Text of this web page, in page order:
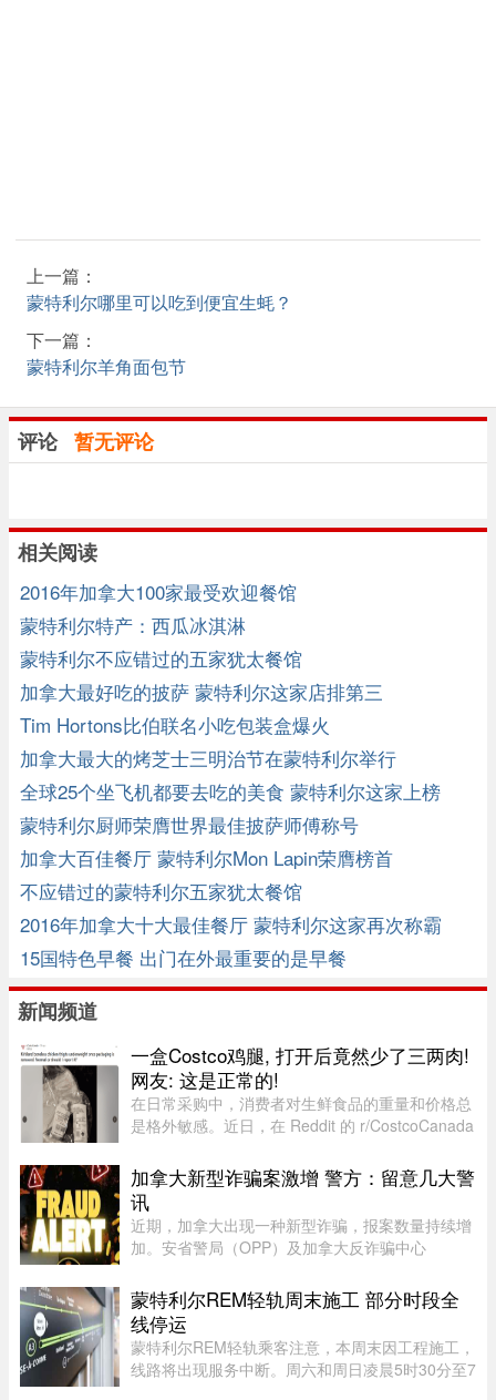
上一篇：
蒙特利尔哪里可以吃到便宜生蚝？
下一篇：
蒙特利尔羊角面包节
评论 暂无评论
相关阅读
2016年加拿大100家最受欢迎餐馆
蒙特利尔特产：西瓜冰淇淋
蒙特利尔不应错过的五家犹太餐馆
加拿大最好吃的披萨 蒙特利尔这家店排第三
Tim Hortons比伯联名小吃包装盒爆火
加拿大最大的烤芝士三明治节在蒙特利尔举行
全球25个坐飞机都要去吃的美食 蒙特利尔这家上榜
蒙特利尔厨师荣膺世界最佳披萨师傅称号
加拿大百佳餐厅 蒙特利尔Mon Lapin荣膺榜首
不应错过的蒙特利尔五家犹太餐馆
2016年加拿大十大最佳餐厅 蒙特利尔这家再次称霸
15国特色早餐 出门在外最重要的是早餐
新闻频道
一盒Costco鸡腿, 打开后竟然少了三两肉!
网友: 这是正常的!
在日常采购中，消费者对生鲜食品的重量和价格总
是格外敏感。近日，在 Reddit 的 r/CostcoCanada
Costco 购买的 Kirkland 无骨鸡腿肉，去掉包装后
称重，竟然比标签上的重量 ...
加拿大新型诈骗案激增 警方：留意几大警
讯
近期，加拿大出现一种新型诈骗，报案数量持续增
加。安省警局（OPP）及加拿大反诈骗中心
府机构，已针对这类手法日益复杂的骗局发出警
告。加拿大四大电信公司——罗渣士 ...
蒙特利尔REM轻轨周末施工 部分时段全
线停运
蒙特利尔REM轻轨乘客注意，本周末因工程施工，
线路将出现服务中断。周六和周日凌晨5时30分至7